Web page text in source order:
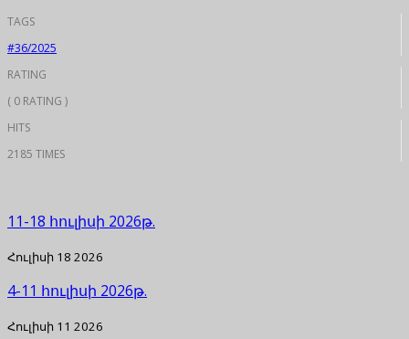
TAGS
#36/2025
RATING
( 0 RATING )
HITS
2185 TIMES
11-18 հուլիսի 2026թ.
Հուլիսի 18 2026
4-11 հուլիսի 2026թ.
Հուլիսի 11 2026